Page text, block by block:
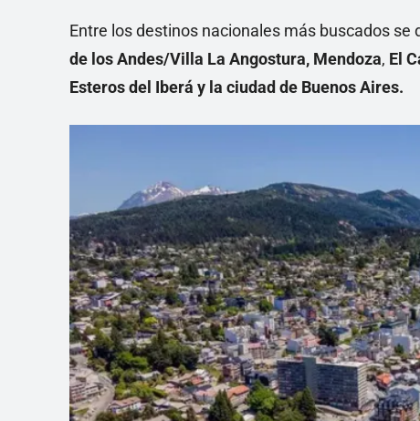
Entre los destinos nacionales más buscados se
de los Andes/Villa La Angostura, Mendoza, El
Esteros del Iberá y la ciudad de Buenos Aires.